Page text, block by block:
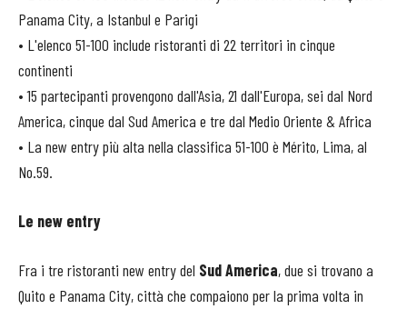
Panama City, a Istanbul e Parigi
• L'elenco 51-100 include ristoranti di 22 territori in cinque
continenti
• 15 partecipanti provengono dall'Asia, 21 dall'Europa, sei dal Nord
America, cinque dal Sud America e tre dal Medio Oriente & Africa
• La new entry più alta nella classifica 51-100 è Mérito, Lima, al
No.59.
Le new entry
Fra i tre ristoranti new entry del Sud America, due si trovano a
Quito e Panama City, città che compaiono per la prima volta in